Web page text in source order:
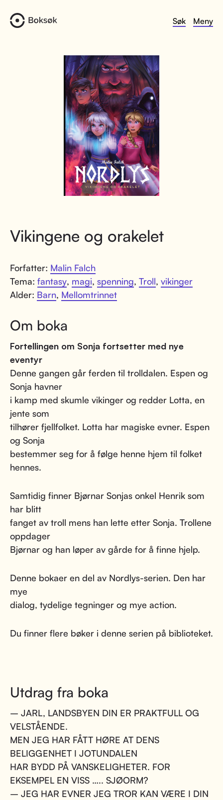
Søk Meny
Vikingene og orakelet
Forfatter: Malin Falch
Tema: fantasy, magi, spenning, Troll, vikinger
Alder: Barn, Mellomtrinnet
Om boka
Fortellingen om Sonja fortsetter med nye
eventyr
Denne gangen går ferden til trolldalen. Espen og
Sonja havner
i kamp med skumle vikinger og redder Lotta, en
jente som
tilhører fjellfolket. Lotta har magiske evner. Espen
og Sonja
bestemmer seg for å følge henne hjem til folket
hennes.
Samtidig finner Bjørnar Sonjas onkel Henrik som
har blitt
fanget av troll mens han lette etter Sonja. Trollene
oppdager
Bjørnar og han løper av gårde for å finne hjelp.
Denne bokaer en del av Nordlys-serien. Den har
mye
dialog, tydelige tegninger og mye action.
Du finner flere bøker i denne serien på biblioteket.
Utdrag fra boka
– JARL, LANDSBYEN DIN ER PRAKTFULL OG
VELSTÅENDE.
MEN JEG HAR FÅTT HØRE AT DENS
BELIGGENHET I JOTUNDALEN
HAR BYDD PÅ VANSKELIGHETER. FOR
EKSEMPEL EN VISS ….. SJØORM?
– JEG HAR EVNER JEG TROR KAN VÆRE I DIN